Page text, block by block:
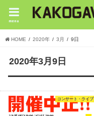
menu
HOME 2020年 3月 9日
2020年3月9日
コンサート・ライブ